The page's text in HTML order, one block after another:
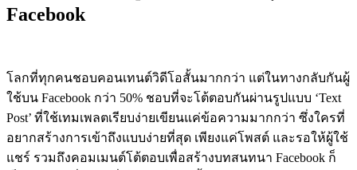
Facebook
โลกที่ทุกคนชอบคอนเทนต์วิดีโอสั้นมากกว่า แต่ในทางกลับกันผู้
ใช้บน Facebook กว่า 50% ชอบที่จะโต้ตอบกันผ่านรูปแบบ ‘Text
Post’ ที่ใช้เทมเพลตเรียบง่ายเขียนแค่ข้อความมากกว่า ซึ่งใครที่
อยากสร้างการเข้าถึงแบบง่ายที่สุด เพียงแค่โพสต์​ และรอให้ผู้ใช้
แชร์ รวมถึงคอมเมนต์โต้ตอบเพื่อสร้างบทสนทนา Facebook ก็